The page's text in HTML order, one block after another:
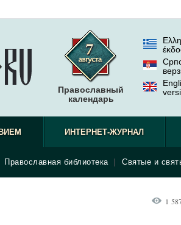
Православный
календарь
Православная библиотека Святые и
ИНТЕРНЕТ-ЖУРНАЛ
1